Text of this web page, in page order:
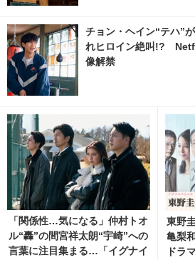
チョン・ヘイン“テハ”
れヒロイン絶叫!?
像解禁
「関係性…気になる」仲村トオ
ル“轟”の間宮祥太朗“宇崎”への
言葉に注目集まる…「イグナイ
東野
亀梨
ドラ